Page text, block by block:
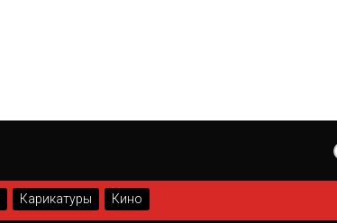
Карикатуры Кино